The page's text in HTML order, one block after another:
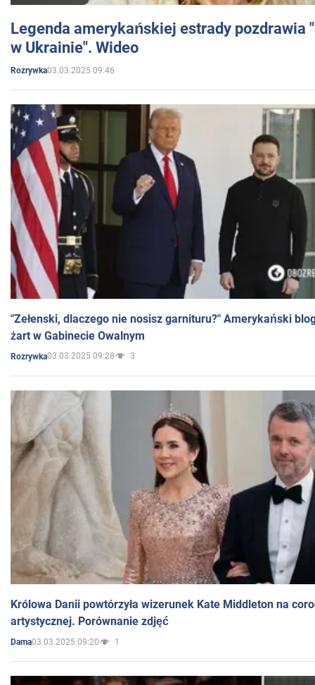
Legenda amerykańskiej estrady pozdrawia
w Ukrainie". Wideo
Rozrywka03.03.2025 09:46
"Zełenski, dlaczego nie nosisz garnituru?" Amerykański
żart w Gabinecie Owalnym
Rozrywka03.03.2025 09:28 3
Królowa Danii powtórzyła wizerunek Kate Middleton na
artystycznej. Porównanie zdjęć
Dama03.03.2025 09:20 1